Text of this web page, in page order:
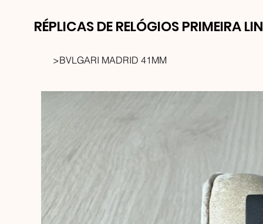
RÉPLICAS DE RELÓGIOS PRIMEIRA
>BVLGARI MADRID 41MM